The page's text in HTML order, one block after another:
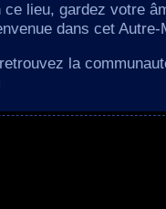
lieu, gardez votre
dans cet Autre-
la